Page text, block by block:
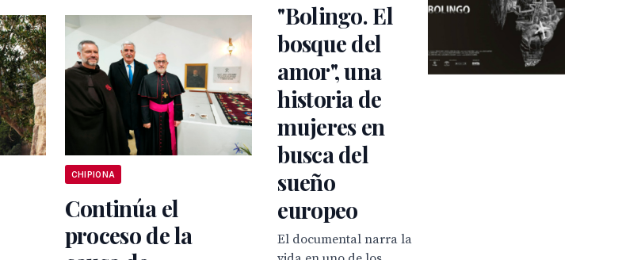
CHIPIONA
Continúa el
proceso de la
"Bolingo. El
bosque del
amor", una
historia de
mujeres en
busca del
sueño
europeo
El documental narra la